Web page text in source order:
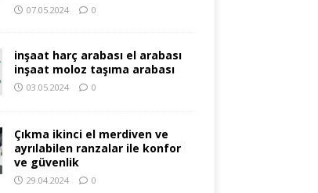
07.05.2024 0
inşaat harç arabası el arabası
inşaat moloz taşıma arabası
03.05.2024 0
Çıkma ikinci el merdiven ve
ayrılabilen ranzalar ile konfor
ve güvenlik
29.04.2024 0